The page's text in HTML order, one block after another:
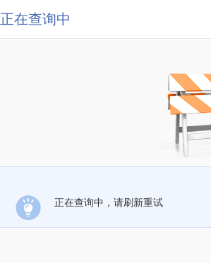
正在查询中
正在查询中，请刷新重试